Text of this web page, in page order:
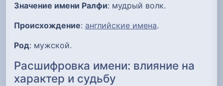
Значение имени Ралфи: мудрый волк.
Происхождение: английские имена.
Род: мужской.
Расшифровка имени: влияние на
характер и судьбу